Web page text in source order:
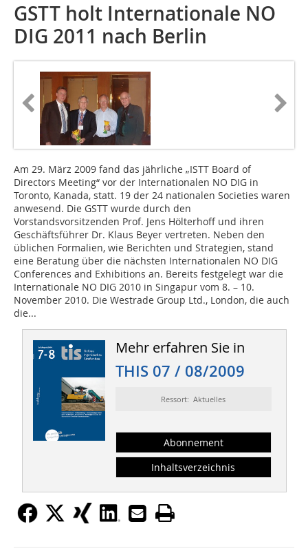
GSTT holt Internationale NO
DIG 2011 nach Berlin
Am 29. März 2009 fand das jährliche „ISTT Board of
Directors Meeting“ vor der Internationalen NO DIG in
Toronto, Kanada, statt. 19 der 24 nationalen Societies waren
anwesend. Die GSTT wurde durch den
Vorstandsvorsitzenden Prof. Jens Hölterhoff und ihren
Geschäftsführer Dr. Klaus Beyer vertreten. Neben den
üblichen Formalien, wie Berichten und Strategien, stand
eine Beratung über die nächsten Internationalen NO DIG
Conferences and Exhibitions an. Bereits festgelegt war die
Internationale NO DIG 2010 in Singapur vom 8. – 10.
November 2010. Die Westrade Group Ltd., London, die auch
die...
Mehr erfahren Sie in
THIS 07 / 08/2009
Ressort: Aktuelles
Abonnement
Inhaltsverzeichnis